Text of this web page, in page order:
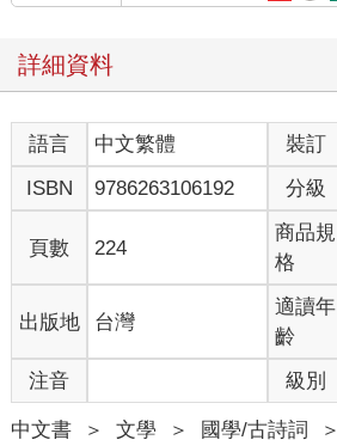
詳細資料
語言 中文繁體 裝訂
ISBN
9786263106192 分級
頁數 224
商品規
格
出版地 台灣
適讀年
齡
注音 級別
中文書 ＞ 文學 ＞ 國學/古詩詞 ＞